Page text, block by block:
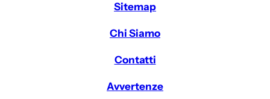
Sitemap
Chi Siamo
Contatti
Avvertenze